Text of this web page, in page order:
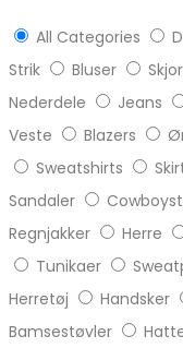
All Categories
Strik
Bluser
Nederdele
Jeans
Veste
Blazers
Sweatshirts
Sandaler
Regnjakker
Herre
Tunikaer
Herretøj
Handsker
Bamsestøvler